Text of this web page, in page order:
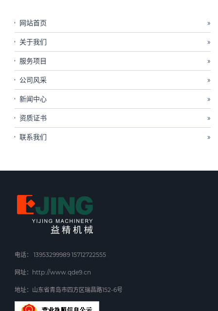
网站首页 »
关于我们 »
服务项目 »
公司风采 »
新闻中心 »
资质证书 »
联系我们 »
电话： 13953299989 15712722555
网址：http://www.qde9.cn
地址：山东省青岛市四方区瑞昌路152-6号